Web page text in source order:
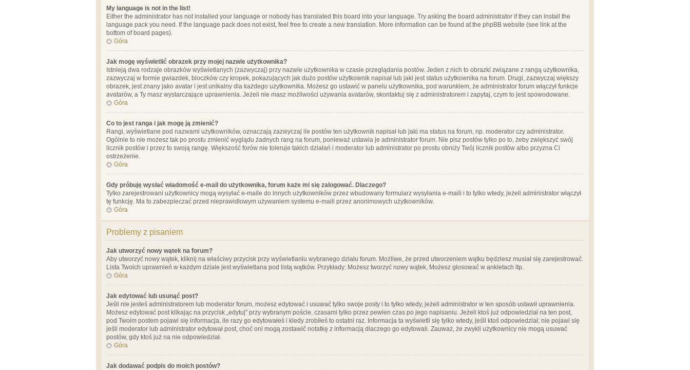
My language is not in the list!
Either the administrator has not installed your language or nobody has translated this board into your language. Try asking the board administrator if they can install the
language pack you need. If the language pack does not exist, feel free to create a new translation. More information can be found at the phpBB website (see link at the
bottom of board pages).
Góra
Jak mogę wyświetlić obrazek przy mojej nazwie użytkownika?
Istnieją dwa rodzaje obrazków wyświetlanych (zazwyczaj) przy nazwie użytkownika w czasie przeglądania postów. Jeden z nich to obrazki związane z rangą użytkownika,
zazwyczaj w formie gwiazdek, bloczków czy kropek, pokazujących jak dużo postów użytkownik napisał lub jaki jest status użytkownika na forum. Drugi, zazwyczaj większy
obrazek, jest znany jako avatar i jest unikalny dla każdego użytkownika. Możesz go ustawić w panelu użytkownika, pod warunkiem, że administrator forum włączył funkcje
avatarów, a Ty masz wystarczające uprawnienia. Jeżeli nie masz możliwości używania avatarów, skontaktuj się z administratorem i zapytaj, czym to jest spowodowane.
Góra
Co to jest ranga i jak mogę ją zmienić?
Rangi, wyświetlane pod nazwami użytkowników, oznaczają zazwyczaj ile postów ten użytkownik napisał lub jaki ma status na forum, np. moderator czy administrator.
Ogólnie to nie możesz tak po prostu zmienić wyglądu żadnych rang na forum, ponieważ ustawia je administrator forum. Nie pisz postów tylko po to, żeby zwiększyć swój
licznik postów i przez to swoją rangę. Większość forów nie toleruje takich działań i moderator lub administrator po prostu obniży Twój licznik postów albo przyzna Ci
ostrzeżenie.
Góra
Gdy próbuję wysłać wiadomość e-mail do użytkownika, forum każe mi się zalogować. Dlaczego?
Tylko zarejestrowani użytkownicy mogą wysyłać e-maile do innych użytkowników przez wbudowany formularz wysyłania e-maili i to tylko wtedy, jeżeli administrator włączył
tę funkcję. Ma to zabezpieczać przed nieprawidłowym używaniem systemu e-maili przez anonimowych użytkowników.
Góra
Problemy z pisaniem
Jak utworzyć nowy wątek na forum?
Aby utworzyć nowy wątek, kliknij na właściwy przycisk przy wyświetlaniu wybranego działu forum. Możliwe, że przed utworzeniem wątku będziesz musiał się zarejestrować.
Lista Twoich uprawnień w każdym dziale jest wyświetlana pod listą wątków. Przykłady: Możesz tworzyć nowy wątek, Możesz głosować w ankietach itp.
Góra
Jak edytować lub usunąć post?
Jeśli nie jesteś administratorem lub moderator forum, możesz edytować i usuwać tylko swoje posty i to tylko wtedy, jeżeli administrator w ten sposób ustawił uprawnienia.
Możesz edytować post klikając na przycisk „edytuj” przy wybranym poście, czasami tylko przez pewien czas po jego napisaniu. Jeżeli ktoś już odpowiedział na ten post,
pod Twoim postem pojawi się informacja, ile razy go edytowałeś i kiedy zrobiłeś to ostatni raz. Informacja ta wyświetli się tylko wtedy, jeśli ktoś odpowiedział; nie pojawi się
jeśli moderator lub administrator edytował post, choć oni mogą zostawić notatkę z informacją dlaczego go edytowali. Zauważ, że zwykli użytkownicy nie mogą usuwać
postów, gdy ktoś już na nie odpowiedział.
Góra
Jak dodawać podpis do moich postów?